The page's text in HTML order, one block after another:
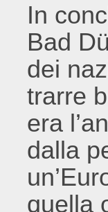
In
Bad
dei
trarre
era
dalla
quella